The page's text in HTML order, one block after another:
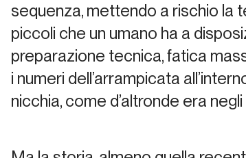
sequenza, mettendo a rischio la
piccoli che un umano ha a
preparazione tecnica, fatica
i numeri dell’arrampicata
nicchia, come d’altronde era